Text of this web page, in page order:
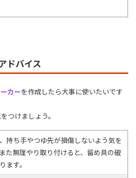
ドバイス
カーを作成したら大事に使いたいです
つけましょう。
持ち手やつゆ先が損傷しないよう気を
た無理やり取り付けると、留め具の破
ます。